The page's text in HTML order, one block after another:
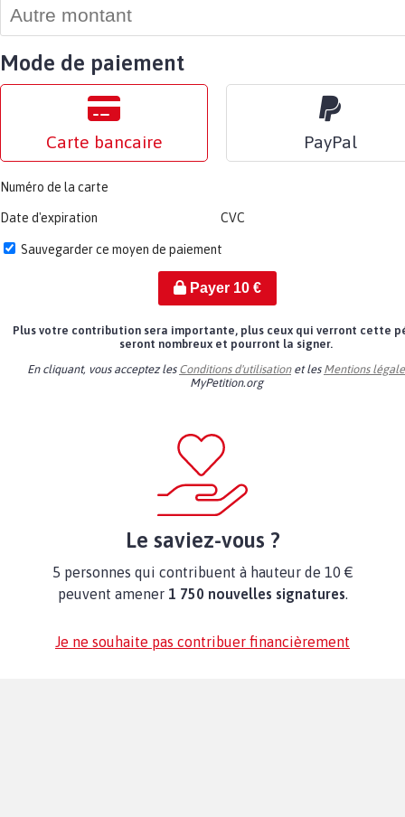
Mode de paiement
Carte bancaire PayPal
Numéro de la carte
Date d'expiration CVC
Sauvegarder ce moyen de paiement
Payer 10€
Plus votre contribution sera importante, plus ceux qui verront cette
seront nombreux et pourront la signer.
En cliquant, vous acceptez les Conditions d'utilisationet les Mentions
MyPetition.org
Le saviez-vous ?
5 personnes qui contribuent à hauteur de 10 €
peuvent amener 1 750 nouvelles signatures.
Je ne souhaite pas contribuer financièrement